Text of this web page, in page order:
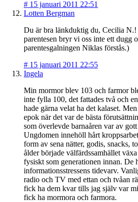
# 15 januari 2011 22:51
Lotten Bergman
Du är bra länkduktig du, Cecilia N.!
parentesen bryr vi oss inte ett dugg
parentesgalningen Niklas förstås.)
# 15 januari 2011 22:55
Ingela
Min mormor blev 103 och farmor
inte fylla 100, det fattades två och
hade gärna velat ha det kalaset.
epok när det var de bästa
som överlevde barnaåren var av
Ungdomen innehöll hårt
form av sena nätter, godis, snacks,
ålder började välfärdssamhället
fysiskt som generationen innan. De
informationsstressens tidevarv.
radio och TV med ettan och tvåan
fick ha dem kvar tills jag själv var
fick ha mormora och farmora.